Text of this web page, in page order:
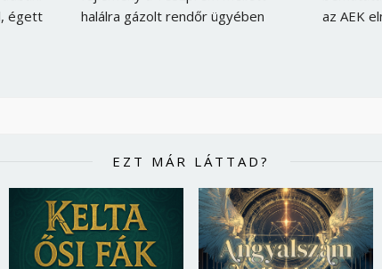
égett
halálra gázolt rendőr ügyében
az AEK
EZT MÁR LÁTTAD?